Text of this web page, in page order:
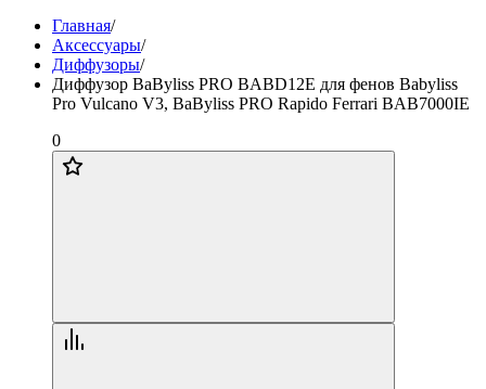
Главная/
Аксессуары/
Диффузоры/
Диффузор BaByliss PRO BABD12E для фенов Babyliss
Pro Vulcano V3, BaByliss PRO Rapido Ferrari BAB7000IE
0